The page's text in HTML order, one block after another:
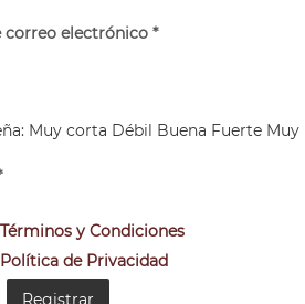
correo electrónico *
Muy corta Débil Buena Fuerte Muy
Términos y Condiciones
Política de Privacidad
Registrar